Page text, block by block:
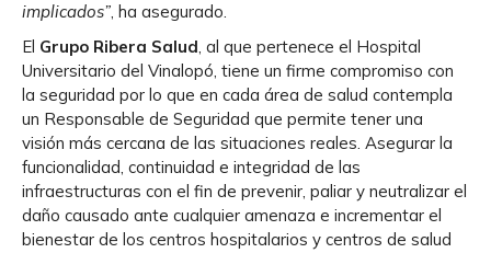
implicados”, ha asegurado.
El Grupo Ribera Salud, al que pertenece el Hospital
Universitario del Vinalopó, tiene un firme compromiso con
la seguridad por lo que en cada área de salud contempla
un Responsable de Seguridad que permite tener una
visión más cercana de las situaciones reales. Asegurar la
funcionalidad, continuidad e integridad de las
infraestructuras con el fin de prevenir, paliar y neutralizar el
daño causado ante cualquier amenaza e incrementar el
bienestar de los centros hospitalarios y centros de salud